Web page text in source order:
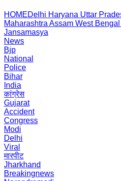
HOMEDelhi Haryana Uttar
Maharashtra Assam West Bengal
Jansamasya
News
Bjp
National
Police
Bihar
India
कांग्रेस
Gujarat
Accident
Congress
Modi
Delhi
Viral
मारपीट
Jharkhand
Breakingnews